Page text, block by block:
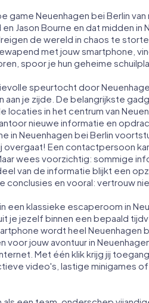
game Neuenhagen bei Berlin
en Jason Bourne en dat midden
de wereld in chaos te
met jouw smartphone,
spoor je hun geheime
speurtocht door
aan je zijde. De belangrijkste
locaties in het centrum van
nieuwe informatie en
in Neuenhagen bei Berlin
overgaat! Een contactpersoon
wees voorzichtig: sommige
van de informatie blijkt een
conclusies en vooral: vertrouw
een klassieke escaperoom in
je jezelf binnen een bepaald
wordt heel Neuenhagen
voor jouw avontuur in
Met één klik krijg jij
video's, lastige minigames